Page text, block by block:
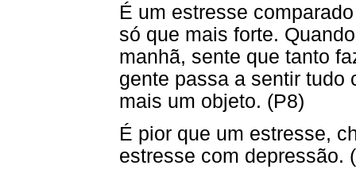
É um estresse
só que mais forte.
manhã, sente que tanto
gente passa a sentir tudo
mais um objeto. (P8)
É pior que um estresse,
estresse com depressão.